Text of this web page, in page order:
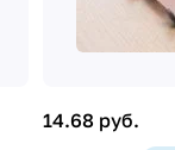
14.68 руб.